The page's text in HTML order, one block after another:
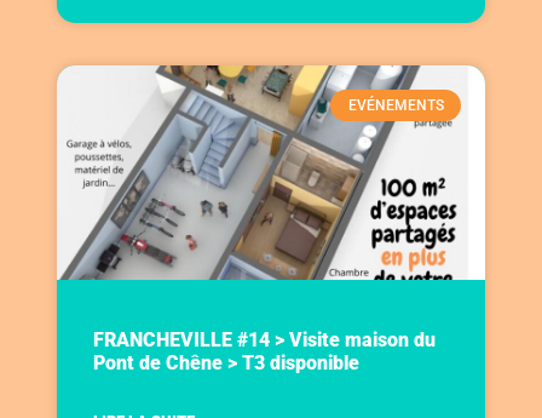
EVÉNEMENTS
FRANCHEVILLE #14 > Visite maison du
Pont de Chêne > T3 disponible